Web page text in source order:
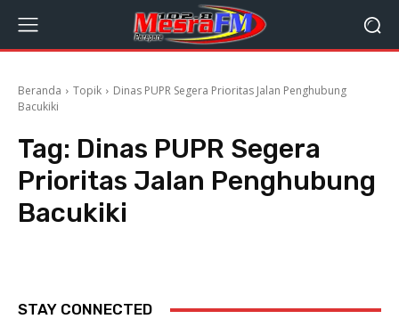
Beranda Topik
Dinas PUPR Segera Prioritas Jalan Penghubung
Bacukiki
Tag: Dinas PUPR Segera
Prioritas Jalan Penghubung
Bacukiki
STAY CONNECTED